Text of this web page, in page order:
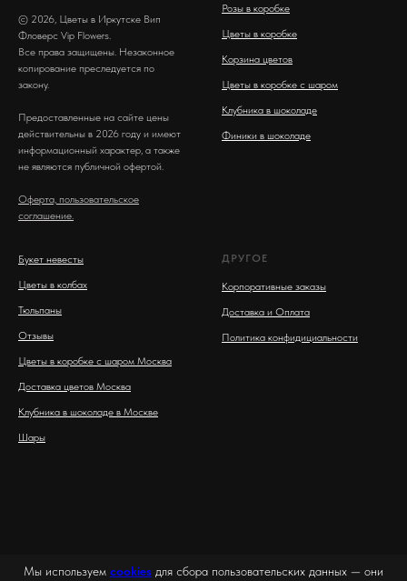
© 2026, Цветы в Иркутске Вип
Фловерс Vip Flowers.
Все права защищены. Незаконное
копирование преследуется по
закону.
Предоставленные на сайте цены
действительны в 2026 году и имеют
информационный характер, а также
не являются публичной офертой.
Оферта, пользовательское
соглашение.
Розы в коробке
Цветы в коробке
Корзина цветов
Цветы в коробке с шаром
Клубника в шоколаде
Финики в шоколаде
Букет невесты
Цветы в колбах
Тюльпаны
Отзывы
Цветы в коробке с шаром Москва
Доставка цветов Москва
Клубника в шоколаде в Москве
Шары
ДРУГОЕ
Корпоративные заказы
Доставка и Оплата
Политика конфидициальности
Мы используем cookies для сбора пользовательских данных — они